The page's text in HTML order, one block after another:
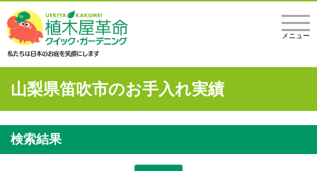
メニュー
山梨県笛吹市のお手入れ実績
検索結果